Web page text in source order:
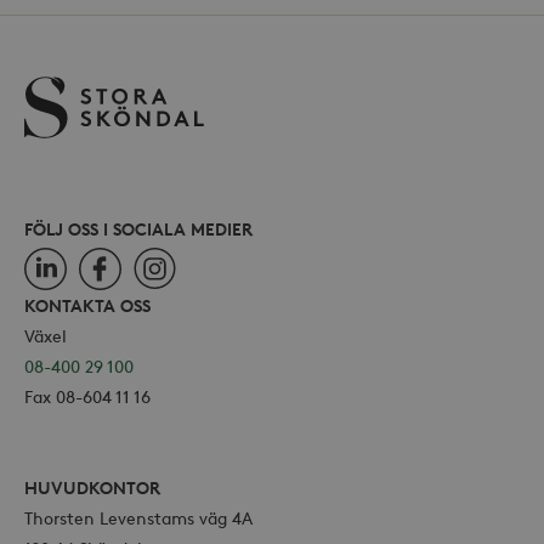
FÖLJ OSS I SOCIALA MEDIER
LinkedInFacebookInstagram
KONTAKTA OSS
Växel
08-400 29 100
Fax 08-604 11 16
HUVUDKONTOR
Thorsten Levenstams väg 4A
kontohantering. Webbplatsen kan inte
Namn